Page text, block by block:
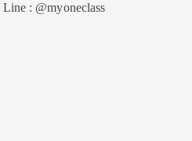
: @myoneclass